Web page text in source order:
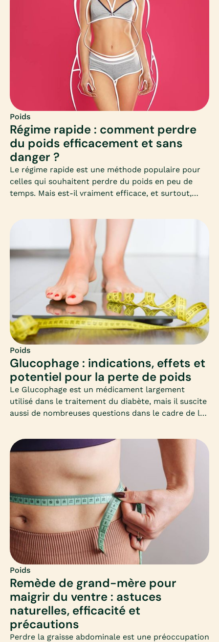
Poids
Régime rapide : comment perdre
du poids efficacement et sans
danger ?
Le régime rapide est une méthode populaire pour
celles qui souhaitent perdre du poids en peu de
temps. Mais est-il vraiment efficace, et surtout,
appliquer un régime rapide adapté à vos besoins,
sans mettre votre corps en difficulté.
Poids
Glucophage : indications, effets et
potentiel pour la perte de poids
Le Glucophage est un médicament largement
utilisé dans le traitement du diabète, mais il suscite
aussi de nombreuses questions dans le cadre de la
qui souhaitent perdre du poids et s’interrogent sur
Poids
Remède de grand-mère pour
maigrir du ventre : astuces
naturelles, efficacité et
précautions
Perdre la graisse abdominale est une préoccupation